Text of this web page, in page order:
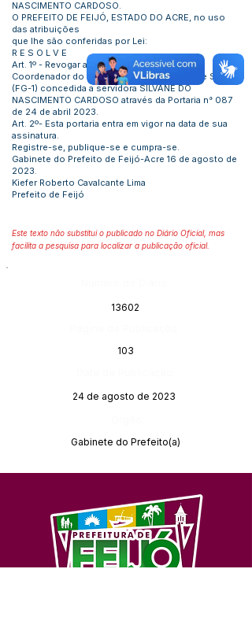
NASCIMENTO CARDOSO.
O PREFEITO DE FEIJÓ, ESTADO DO ACRE, no uso
das atribuições
que lhe são conferidas por Lei:
R E S O L V E
Art. 1º - Revogar a Função Gratificada de
Coordenador do Setor de Unidade Básica de Saúde
(FG-1) concedida a servidora SILVANE DO
NASCIMENTO CARDOSO através da Portaria n° 087
de 24 de abril 2023.
Art. 2º- Esta portaria entra em vigor na data de sua
assinatura.
Registre-se, publique-se e cumpra-se.
Gabinete do Prefeito de Feijó-Acre 16 de agosto de
2023.
Kiefer Roberto Cavalcante Lima
Prefeito de Feijó
Este texto não substitui o publicado no Diário Oficial, mas
facilita a pesquisa para localizar a publicação oficial.
13602
103
24 de agosto de 2023
Gabinete do Prefeito(a)